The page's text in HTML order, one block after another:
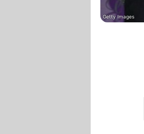
Getty Images